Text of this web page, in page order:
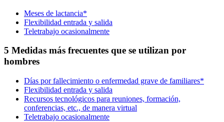
Meses de lactancia*
Flexibilidad entrada y salida
Teletrabajo ocasionalmente
5 Medidas más frecuentes que se utilizan por
hombres
Días por fallecimiento o enfermedad grave de familiares*
Flexibilidad entrada y salida
Recursos tecnológicos para reuniones, formación,
conferencias, etc., de manera virtual
Teletrabajo ocasionalmente